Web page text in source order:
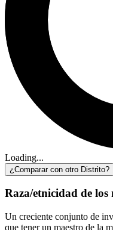
Loading...
¿Comparar con otro Distrito?
Raza/etnicidad de los
Un creciente conjunto de
que tener un maestro de la